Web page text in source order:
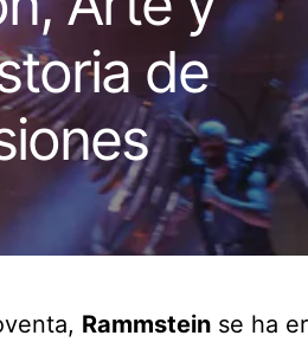
de
Rammstein se ha